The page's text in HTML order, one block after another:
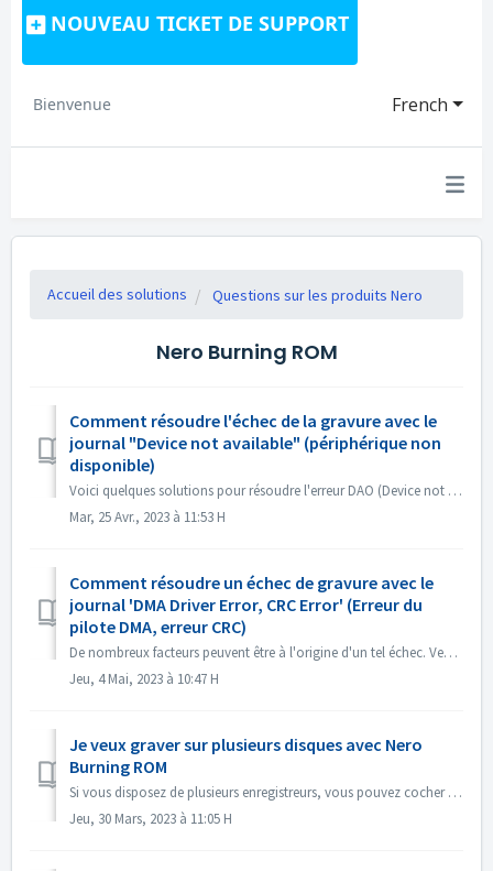
NOUVEAU TICKET DE SUPPORT
French
Bienvenue
Accueil des solutions Questions sur les produits Nero
Nero Burning ROM
Comment résoudre l'échec de la gravure avec le
journal "Device not available" (périphérique non
disponible)
Voici quelques solutions pour résoudre l'erreur DAO (Device not available). Mettez à jour ou annulez le micrologiciel du pilote Ce problème survien...
Mar, 25 Avr., 2023 à 11:53 H
Comment résoudre un échec de gravure avec le
journal 'DMA Driver Error, CRC Error' (Erreur du
pilote DMA, erreur CRC)
De nombreux facteurs peuvent être à l'origine d'un tel échec. Veuillez essayer les méthodes suivantes : 1. Changez les câbles de données sur le ...
Jeu, 4 Mai, 2023 à 10:47 H
Je veux graver sur plusieurs disques avec Nero
Burning ROM
Si vous disposez de plusieurs enregistreurs, vous pouvez cocher l'option "Utiliser plusieurs enregistreurs" dans l'onglet Gravure avant de...
Jeu, 30 Mars, 2023 à 11:05 H